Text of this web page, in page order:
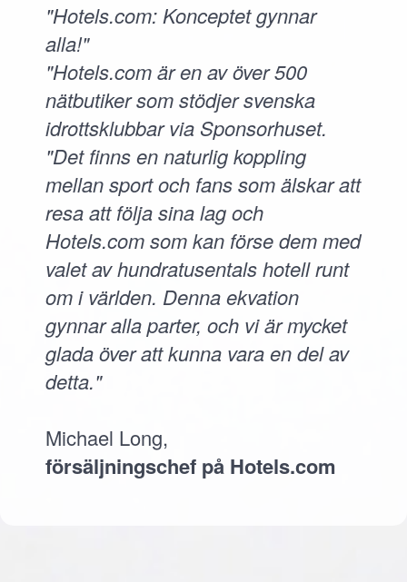
"Hotels.com: Konceptet gynnar
alla!"
"Hotels.com är en av över 500
nätbutiker som stödjer svenska
idrottsklubbar via Sponsorhuset.
"Det finns en naturlig koppling
mellan sport och fans som älskar att
resa att följa sina lag och
Hotels.com som kan förse dem med
valet av hundratusentals hotell runt
om i världen. Denna ekvation
gynnar alla parter, och vi är mycket
glada över att kunna vara en del av
detta."
Michael Long,
försäljningschef på Hotels.com